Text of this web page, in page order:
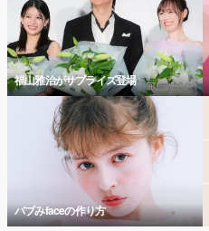
福山雅治がサプライズ登場
バブみfaceの作り方